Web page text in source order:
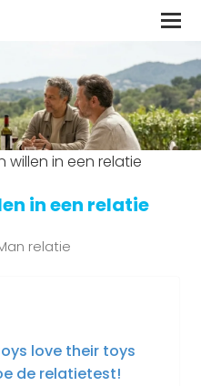
willen in een relatie
in een relatie
relatie
love their toys
de relatietest!